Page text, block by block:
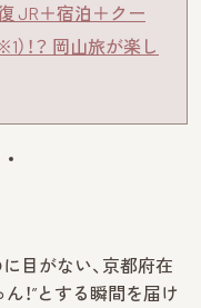
JR＋宿泊＋クー
！？ 岡山旅が楽し
目がない、京都府在
！”とする瞬間を届け